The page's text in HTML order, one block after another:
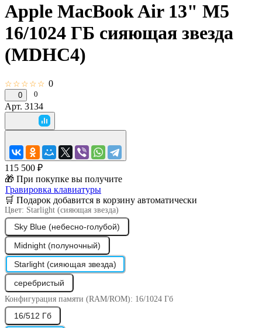
Apple MacBook Air 13" M5
16/1024 ГБ сияющая звезда
(MDHC4)
☆☆☆☆☆ 0
0 0
Арт. 3134
115 500 ₽
🎁 При покупке вы получите
Гравировка клавиатуры
🛒 Подарок добавится в корзину автоматически
Цвет: Starlight (сияющая звезда)
Sky Blue (небесно-голубой)
Midnight (полуночный)
Starlight (сияющая звезда)
серебристый
Конфигурация памяти (RAM/ROM): 16/1024 Гб
16/512 Гб